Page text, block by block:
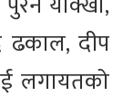
ढकाल, दीप
लगायतको